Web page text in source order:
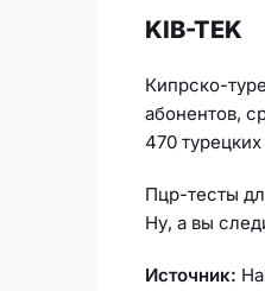
KIB-TEK
Кипрско-
абонентов,
470
Пцр-тесты
Ну, а вы
Источник: